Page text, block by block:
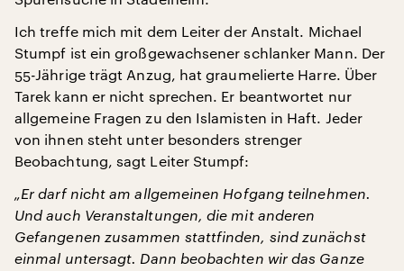
Ich treffe mich mit dem Leiter der Anstalt. Michael
Stumpf ist ein großgewachsener schlanker Mann. Der
55-Jährige trägt Anzug, hat graumelierte Harre. Über
Tarek kann er nicht sprechen. Er beantwortet nur
allgemeine Fragen zu den Islamisten in Haft. Jeder
von ihnen steht unter besonders strenger
Beobachtung, sagt Leiter Stumpf:
„Er darf nicht am allgemeinen Hofgang teilnehmen.
Und auch Veranstaltungen, die mit anderen
Gefangenen zusammen stattfinden, sind zunächst
einmal untersagt. Dann beobachten wir das Ganze